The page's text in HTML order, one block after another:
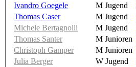
Ivandro Goegele
M Jugend
Thomas Caser
M Jugend
Michele Bertagnolli
M Jugend
Thomas Santer
M Junioren
Christoph Gamper
M Junioren
Julia Berger
W Jugend